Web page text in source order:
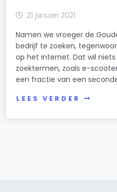
21 januari 2021
Namen we vroeger de
bedrijf te zoeken,
op het internet. Dat wil
zoektermen, zoals e-
een fractie van een
LEES VERDER